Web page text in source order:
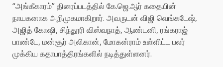
“அங்கீகாரம்” திரைப்படத்தில் கே.ஜெ.ஆர் கதையின்
நாயகனாக அறிமுகமாகிறார். அவருடன் விஜி வெங்கடேஷ்,
அஜித் கோஷி, சிந்தூரி விஸ்வநாத், ஆண்டனி, ரங்கராஜ்
பாண்டே, மன்சூர் அலிகான், மோகன்ராம் உள்ளிட்ட பலர்
முக்கிய கதாபாத்திரங்களில் நடித்துள்ளனர்.